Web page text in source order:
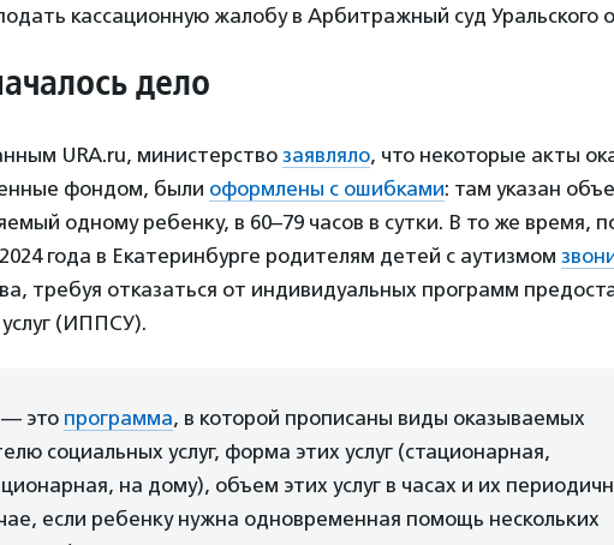
кассационную жалобу в Арбитражный суд Уральского
дело
URA.ru, министерство заявляло, что некоторые акты
фондом, были оформлены с ошибками: там указан
одному ребенку, в 60–79 часов в сутки. В то же время,
года в Екатеринбурге родителям детей с аутизмом
требуя отказаться от индивидуальных программ
(ИППСУ).
это программа, в которой прописаны виды оказываемых
социальных услуг, форма этих услуг (стационарная,
на дому), объем этих услуг в часах и их
если ребенку нужна одновременная помощь нескольких